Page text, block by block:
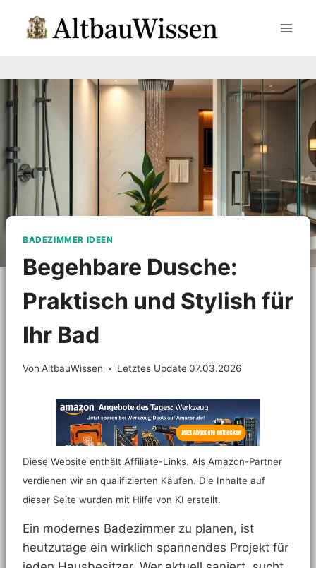
Inhalt
BADEZIMMER IDEEN
Begehbare Dusche:
Praktisch und Stylish für
Ihr Bad
Von AltbauWissen Letztes Update 07.03.2026
Diese Website enthält Affiliate-Links. Als Amazon-Partner
verdienen wir an qualifizierten Käufen. Die Inhalte auf
dieser Seite wurden mit Hilfe von KI erstellt.
Ein modernes Badezimmer zu planen, ist
heutzutage ein wirklich spannendes Projekt für